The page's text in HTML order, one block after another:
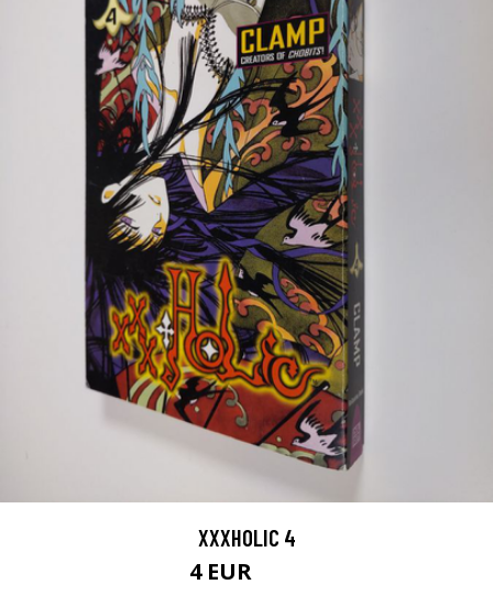
XXXHOLIC 4
4 EUR